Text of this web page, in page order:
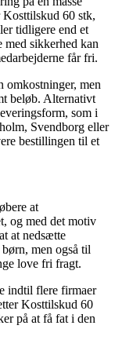
Kosttilskud 60 stk,
tidligere end et
med sikkerhed kan
får fri.
omkostninger, men
beløb. Alternativt
som i
Svendborg eller
bestillingen til et
at
og med det motiv
at nedsætte
men også til
love fri fragt.
indtil flere firmaer
Kosttilskud 60
på at få fat i den